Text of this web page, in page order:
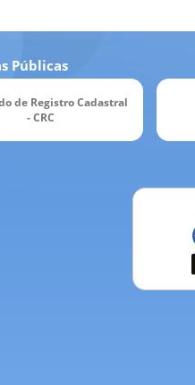
Públicas
de Registro Cadastral
- CRC